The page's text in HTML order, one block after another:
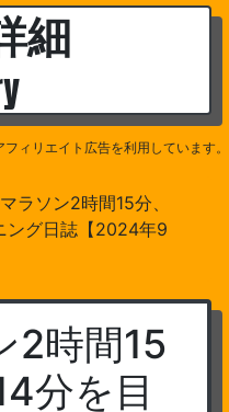
細
ィリエイト広告を利用しています。
ラソン2時間15分、
ング日誌【2024年9
2時間15
分を目